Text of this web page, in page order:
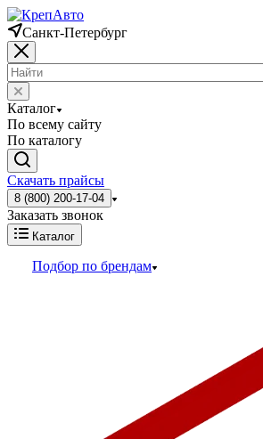
Санкт-Петербург
Каталог
По всему сайту
По каталогу
Скачать прайсы
8 (800) 200-17-04
Заказать звонок
Каталог
Подбор по брендам